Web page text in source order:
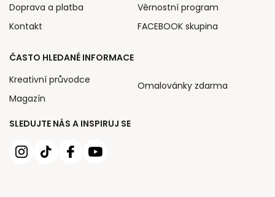
SLEDUJTE NÁS A INSPIRUJ SE
Doprava a platba
Kontakt
Věrnostní program
FACEBOOK skupina
ČASTO HLEDANÉ INFORMACE
Kreativní průvodce
Magazín
Omalovánky zdarma